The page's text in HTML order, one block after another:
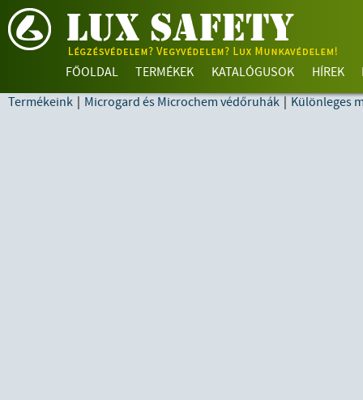
FŐOLDAL TERMÉKEK KATALÓGUSOK HÍREK
Termékeink | Microgard és Microchem védőruhák | Különleges